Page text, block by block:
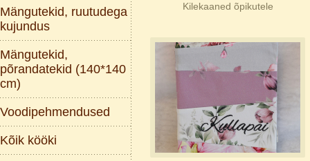
Mängutekid, ruutudega
kujundus
Mängutekid,
põrandatekid (140*140
cm)
Voodipehmendused
Kõik kööki
Kilekaaned õpikutele